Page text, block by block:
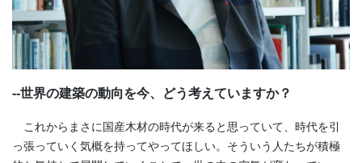
--世界の建築の動向を今、どう考えていますか？
これからまさに国産木材の時代が来ると思っていて、時代を引
っ張っていく気概を持ってやってほしい。そういう人たちが積極